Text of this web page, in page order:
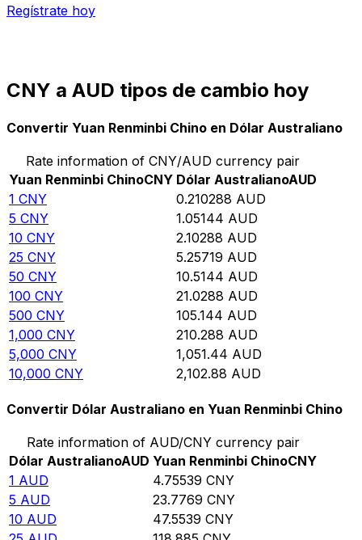
Regístrate hoy
CNY a AUD tipos de cambio hoy
Convertir Yuan Renminbi Chino en Dólar Australiano
Rate information of CNY/AUD currency pair
Yuan Renminbi ChinoCNY Dólar AustralianoAUD
1 CNY 0.210288 AUD
5 CNY 1.05144 AUD
10 CNY 2.10288 AUD
25 CNY 5.25719 AUD
50 CNY 10.5144 AUD
100 CNY 21.0288 AUD
500 CNY 105.144 AUD
1,000 CNY 210.288 AUD
5,000 CNY 1,051.44 AUD
10,000 CNY 2,102.88 AUD
Convertir Dólar Australiano en Yuan Renminbi Chino
Rate information of AUD/CNY currency pair
Dólar AustralianoAUD Yuan Renminbi ChinoCNY
1 AUD 4.75539 CNY
5 AUD 23.7769 CNY
10 AUD 47.5539 CNY